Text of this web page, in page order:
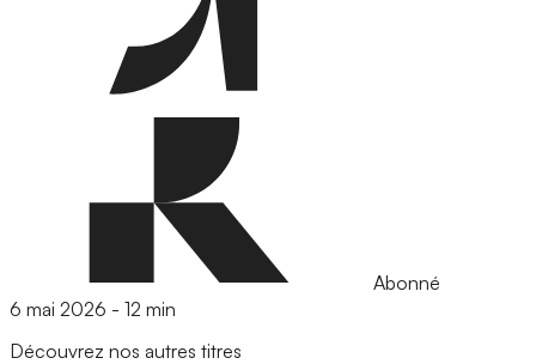
Abonné
6 mai 2026 - 12 min
Découvrez nos autres titres